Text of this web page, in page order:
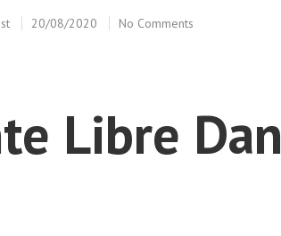
20/08/2020 No Comments
Libre